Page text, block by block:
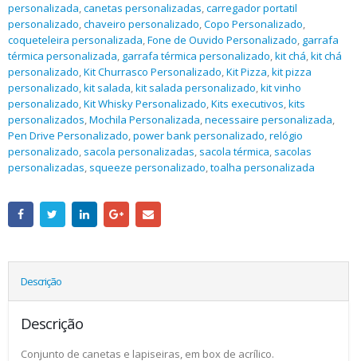
personalizada,canetas personalizadas,carregador portatil
personalizado,chaveiro personalizado,Copo Personalizado,
coqueteleira personalizada,Fone de Ouvido Personalizado, garrafa
térmica personalizada, garrafa térmica personalizado,kit chá,kit chá
personalizado,Kit Churrasco Personalizado,Kit Pizza,kit pizza
personalizado,kit salada,kit salada personalizado,kit vinho
personalizado,Kit Whisky Personalizado,Kits executivos,kits
personalizados,Mochila Personalizada,necessaire personalizada,
Pen Drive Personalizado,power bank personalizado,relógio
personalizado, sacola personalizadas, sacola térmica, sacolas
personalizadas, squeeze personalizado,toalha personalizada
Descrição
Descrição
Conjunto de canetas e lapiseiras, em box de acrílico.